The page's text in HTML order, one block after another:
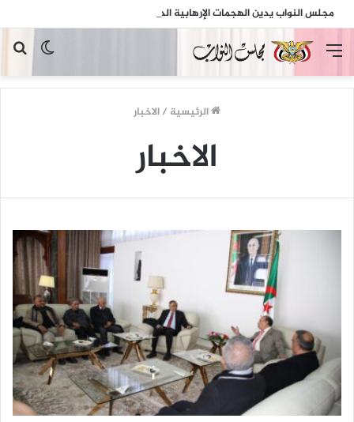
الوضع
المظلم
القائمة
الرئيسية /الاخبار
الاخبار